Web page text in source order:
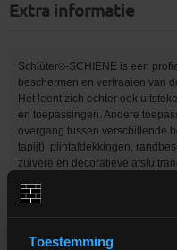
Toestemming
Extra informatie
Schlüter®-SCHIENE is een
beschermen en verfraaien van
Het leent zich echter ook
en toepassingen. Andere
overgang tussen verschillende
tapijt), plintafdekkingen,
zuivere en decoratieve
voor bekledingsmaterialen
De belastingen die ter hoogte